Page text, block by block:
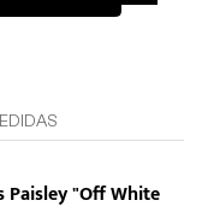
Paisley "Off White